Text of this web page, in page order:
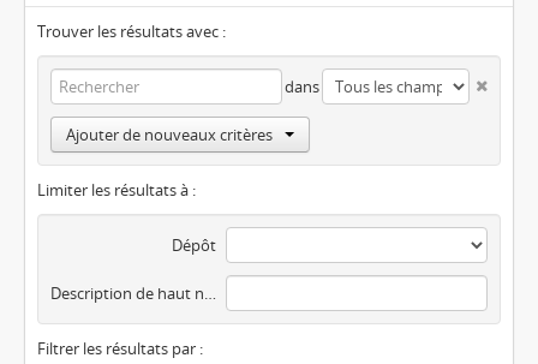
Trouver les résultats avec :
dans
Ajouter de nouveaux critères
Limiter les résultats à :
Dépôt
Description de haut niveau
Filtrer les résultats par :